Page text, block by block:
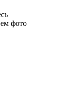
фото